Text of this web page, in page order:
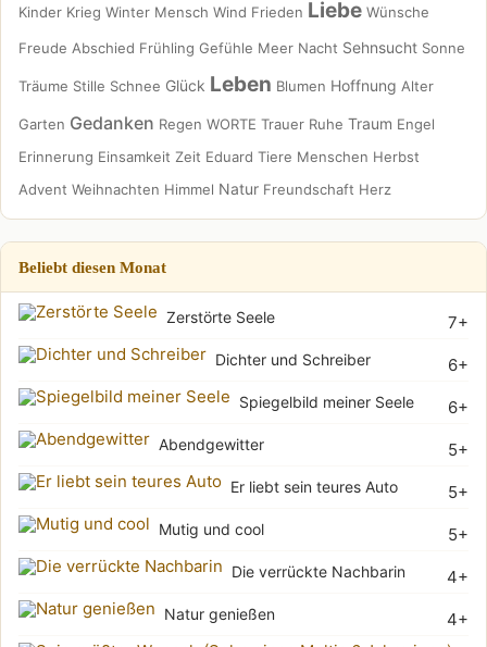
Kinder Krieg Winter Mensch Wind Frieden Liebe Wünsche
Freude Abschied Frühling Gefühle Meer Nacht Sehnsucht Sonne
Träume Stille Schnee Glück Leben Blumen Hoffnung Alter
Garten Gedanken Regen WORTE Trauer Ruhe Traum Engel
Erinnerung Einsamkeit Zeit Eduard Tiere Menschen Herbst
Advent Weihnachten Himmel Natur Freundschaft Herz
Beliebt diesen Monat
7+
Zerstörte Seele
6+
Dichter und Schreiber
6+
Spiegelbild meiner Seele
5+
Abendgewitter
5+
Er liebt sein teures Auto
5+
Mutig und cool
4+
Die verrückte Nachbarin
4+
Natur genießen